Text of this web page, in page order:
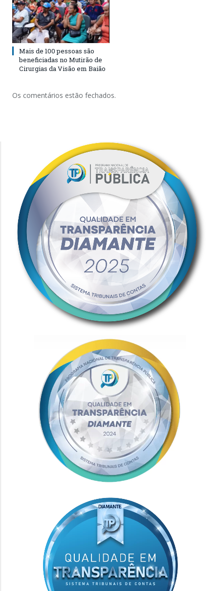
Mais de 100 pessoas são
beneficiadas no Mutirão de
Cirurgias da Visão em Baião
Os comentários estão fechados.